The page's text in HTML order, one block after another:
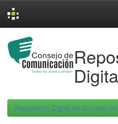
navigation
Repositorio Digital de Consejo